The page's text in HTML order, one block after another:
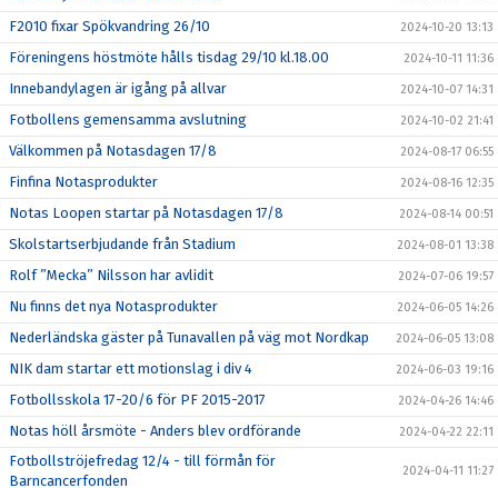
F2010 fixar Spökvandring 26/10 2024-10-20 13:13
Föreningens höstmöte hålls tisdag 29/10 kl.18.00 2024-10-11 11:36
Innebandylagen är igång på allvar 2024-10-07 14:31
Fotbollens gemensamma avslutning 2024-10-02 21:41
Välkommen på Notasdagen 17/8 2024-08-17 06:55
Finfina Notasprodukter 2024-08-16 12:35
Notas Loopen startar på Notasdagen 17/8 2024-08-14 00:51
Skolstartserbjudande från Stadium 2024-08-01 13:38
Rolf ”Mecka” Nilsson har avlidit 2024-07-06 19:57
Nu finns det nya Notasprodukter 2024-06-05 14:26
Nederländska gäster på Tunavallen på väg mot Nordkap 2024-06-05 13:08
NIK dam startar ett motionslag i div 4 2024-06-03 19:16
Fotbollsskola 17-20/6 för PF 2015-2017 2024-04-26 14:46
Notas höll årsmöte - Anders blev ordförande 2024-04-22 22:11
Fotbollströjefredag 12/4 - till förmån för
Barncancerfonden
2024-04-11 11:27